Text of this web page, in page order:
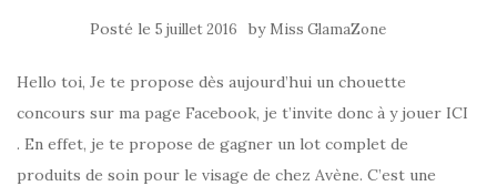
Posté le 5 juillet 2016 by Miss GlamaZone
Hello toi, Je te propose dès aujourd’hui un chouette
concours sur ma page Facebook, je t’invite donc à y jouer ICI
. En effet, je te propose de gagner un lot complet de
produits de soin pour le visage de chez Avène. C’est une